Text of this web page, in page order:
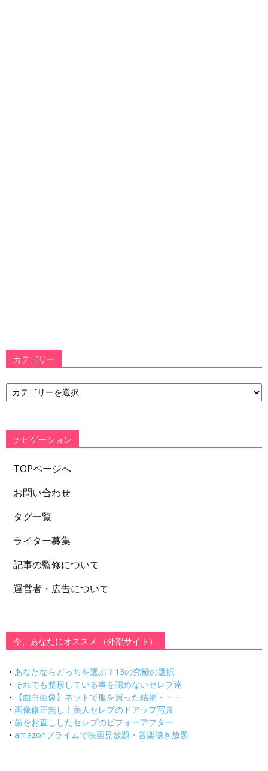
カテゴリー
カ
テ
ー
ナビゲーション
TOPページへ
お問い合わせ
タグ一覧
ライター募集
記事の監修について
運営者・広告について
今、あなたにオススメ （外部サイト）
・ あなたならどっちを選ぶ？13の究極の選択
・ それでも整形している事を認めないセレブ達
・
【面白画像】ネットで服を買った結果・・・
・ 画像修正無し！美人セレブのドアップ写真
・ 歯をお直ししたセレブのビフォーアフター
・ amazonプライムで映画見放題・音楽聴き放題